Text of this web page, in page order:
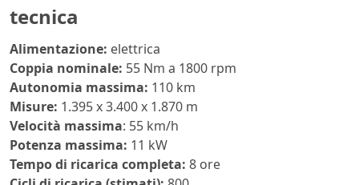
tecnica
Alimentazione: elettrica
Coppia nominale: 55 Nm a 1800 rpm
Autonomia massima: 110 km
Misure: 1.395 x 3.400 x 1.870 m
Velocità massima: 55 km/h
Potenza massima: 11 kW
Tempo di ricarica completa: 8 ore